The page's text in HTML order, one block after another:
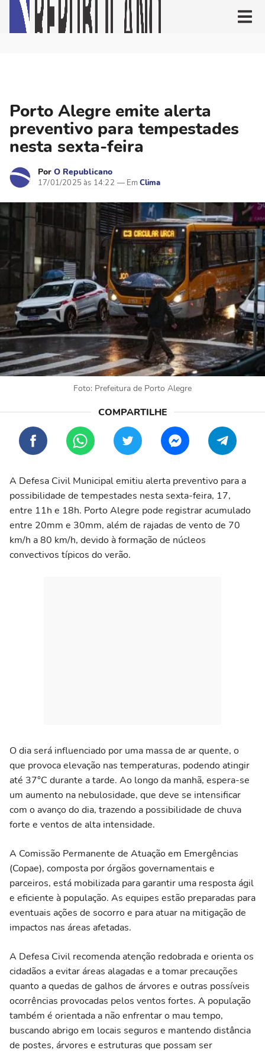
Porto Alegre emite alerta
preventivo para tempestades
nesta sexta-feira
Por O Republicano
17/01/2025 às 14:22 Clima
Foto: Prefeitura de Porto Alegre
A Defesa Civil Municipal emitiu alerta preventivo para a
possibilidade de tempestades nesta sexta-feira, 17,
entre 11h e 18h. Porto Alegre pode registrar acumulado
entre 20mm e 30mm, além de rajadas de vento de 70
km/h a 80 km/h, devido à formação de núcleos
convectivos típicos do verão.
O dia será influenciado por uma massa de ar quente, o
que provoca elevação nas temperaturas, podendo atingir
até 37°C durante a tarde. Ao longo da manhã, espera-se
um aumento na nebulosidade, que deve se intensificar
com o avanço do dia, trazendo a possibilidade de chuva
forte e ventos de alta intensidade.
A Comissão Permanente de Atuação em Emergências
(Copae), composta por órgãos governamentais e
parceiros, está mobilizada para garantir uma resposta ágil
e eficiente à população. As equipes estão preparadas para
eventuais ações de socorro e para atuar na mitigação de
impactos nas áreas afetadas.
A Defesa Civil recomenda atenção redobrada e orienta os
cidadãos a evitar áreas alagadas e a tomar precauções
quanto a quedas de galhos de árvores e outras possíveis
ocorrências provocadas pelos ventos fortes. A população
também é orientada a não enfrentar o mau tempo,
buscando abrigo em locais seguros e mantendo distância
de postes, árvores e estruturas que possam ser